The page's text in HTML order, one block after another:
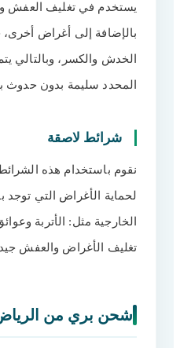
يستخدم في تغليف العفش
بالإضافة إلى أغراض
الخدش والكسر، وبالتالي
المحدد سليمة بدون حدوث
شرائط لاصقة
نقوم باستخدام هذه
لحماية الأغراض التي توجد
الخارجية مثل: الأتربة
تغليف الأغراض والعفش
شحن بري من الرياض